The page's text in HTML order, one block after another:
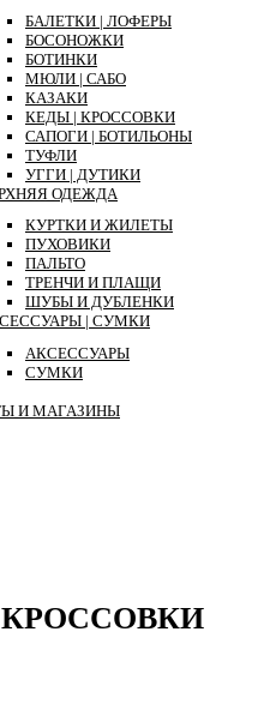
БАЛЕТКИ | ЛОФЕРЫ
БОСОНОЖКИ
БОТИНКИ
МЮЛИ | САБО
КАЗАКИ
КЕДЫ | КРОССОВКИ
САПОГИ | БОТИЛЬОНЫ
ТУФЛИ
УГГИ | ДУТИКИ
ОДЕЖДА
КУРТКИ И ЖИЛЕТЫ
ПУХОВИКИ
ПАЛЬТО
ТРЕНЧИ И ПЛАЩИ
ШУБЫ И ДУБЛЕНКИ
| СУМКИ
АКСЕССУАРЫ
СУМКИ
И МАГАЗИНЫ